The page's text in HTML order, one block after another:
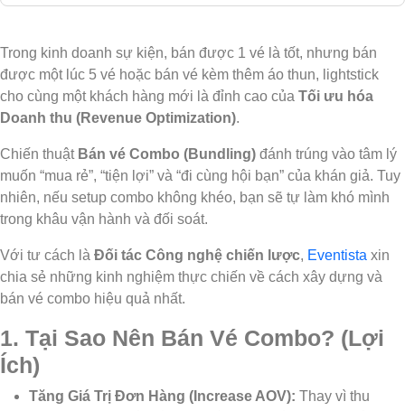
Trong kinh doanh sự kiện, bán được 1 vé là tốt, nhưng bán
được một lúc 5 vé hoặc bán vé kèm thêm áo thun, lightstick
cho cùng một khách hàng mới là đỉnh cao của Tối ưu hóa
Doanh thu (Revenue Optimization).
Chiến thuật Bán vé Combo (Bundling) đánh trúng vào tâm lý
muốn “mua rẻ”, “tiện lợi” và “đi cùng hội bạn” của khán giả. Tuy
nhiên, nếu setup combo không khéo, bạn sẽ tự làm khó mình
trong khâu vận hành và đối soát.
Với tư cách là Đối tác Công nghệ chiến lược, Eventista xin
chia sẻ những kinh nghiệm thực chiến về cách xây dựng và
bán vé combo hiệu quả nhất.
1. Tại Sao Nên Bán Vé Combo? (Lợi
Ích)
Tăng Giá Trị Đơn Hàng (Increase AOV): Thay vì thu